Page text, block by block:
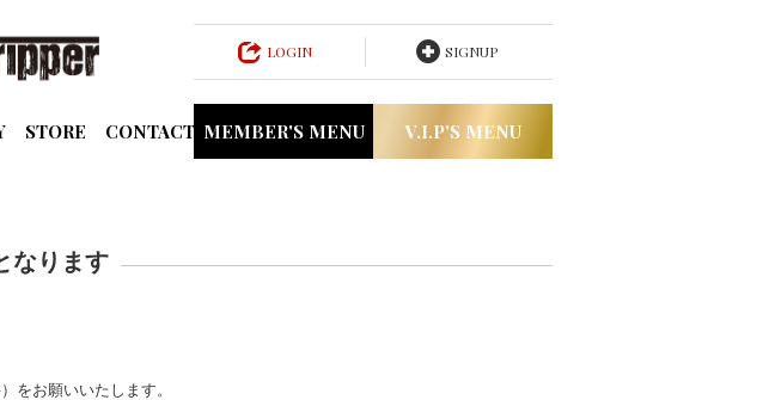
LOGIN SIGNUP
STORE CONTACT V.I.P'S MENU
MEMBER'S MENU
なります
をお願いいたします。